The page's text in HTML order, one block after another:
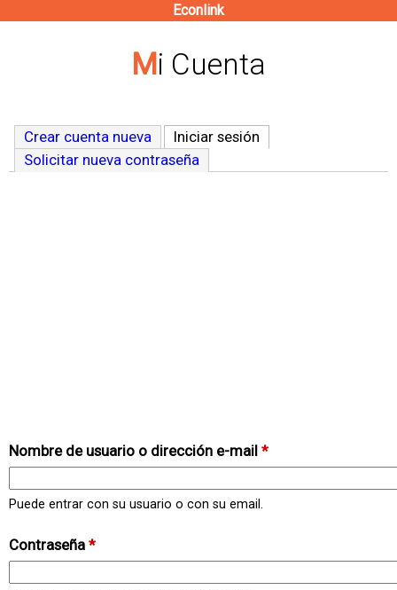
contenido
Econlink
Mi Cuenta
Crear cuenta nueva Iniciar sesión
Solicitar nueva contraseña
Nombre de usuario o dirección e-mail *
Puede entrar con su usuario o con su email.
Contraseña *